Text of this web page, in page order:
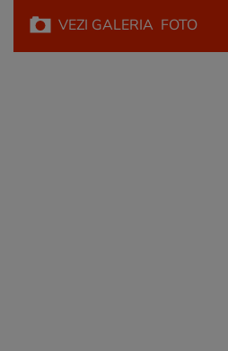
VEZI GALERIA FOTO